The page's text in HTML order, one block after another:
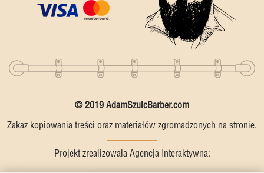
© 2019 AdamSzulcBarber.com
Zakaz kopiowania treści oraz materiałów zgromadzonych na stronie.
Projekt zrealizowała Agencja Interaktywna: